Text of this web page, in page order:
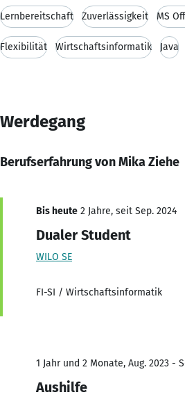
Lernbereitschaft Zuverlässigkeit MS
Flexibilität Wirtschaftsinformatik Java
Werdegang
Berufserfahrung von Mika Ziehe
Bis heute 2 Jahre, seit Sep. 2024
Dualer Student
WILO SE
FI-SI / Wirtschaftsinformatik
1 Jahr und 2 Monate, Aug. 2023 -
Aushilfe